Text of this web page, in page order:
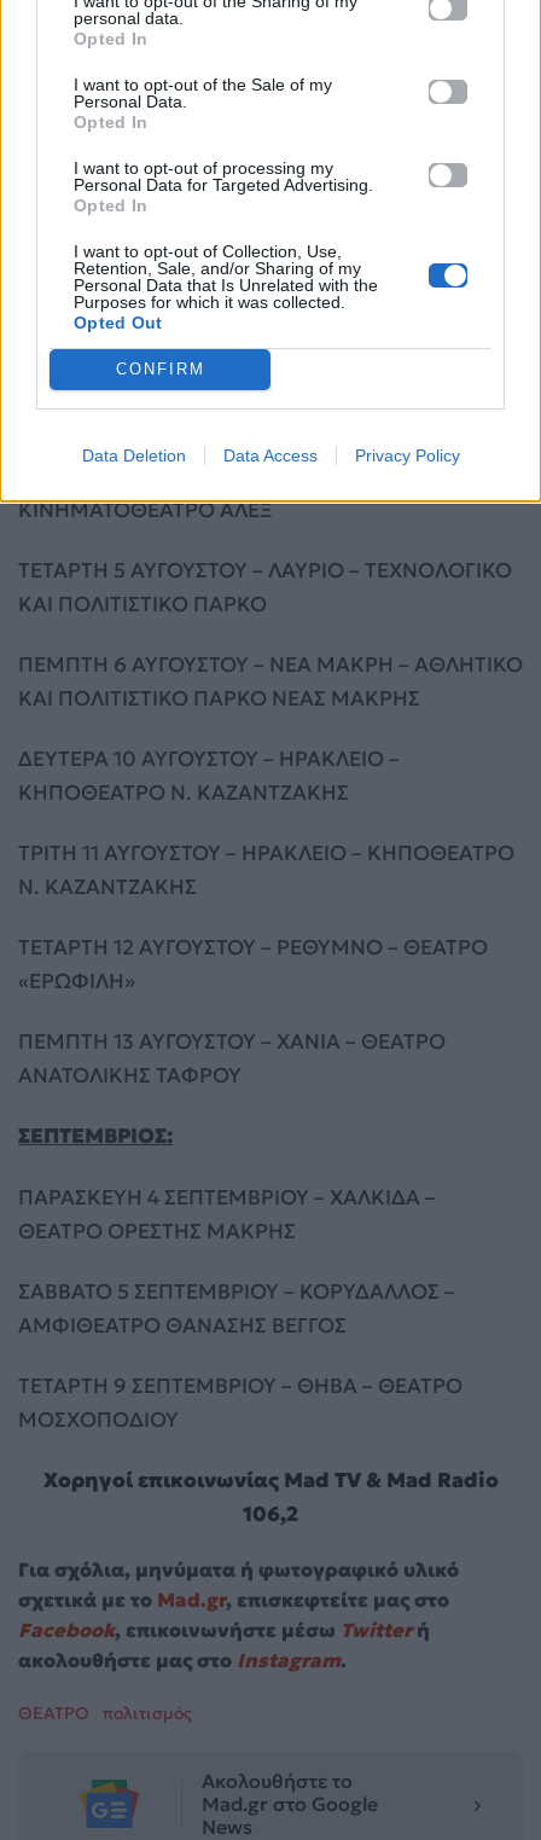
personal data.
Opted In
I want to opt-out of the Sale of my
Personal Data.
Opted In
I want to opt-out of processing my
Personal Data for Targeted Advertising.
Opted In
I want to opt-out of Collection, Use,
Retention, Sale, and/or Sharing of my
Personal Data that Is Unrelated with the
Purposes for which it was collected.
Opted Out
CONFIRM
Data Deletion Data Access Privacy Policy
ΤΡΙΤΗ 28 ΙΟΥΛΙΟΥ – ΚΑΛΑΜΑΤΑ – ΑΝΟΙΧΤΟ
ΤΕΤΑΡΤΗ 29 ΙΟΥΛΙΟΥ – ΤΡΙΠΟΛΗ – ΘΕΑΤΡΟ
ΑΛΣΟΥΣ ΑΓ. ΓΕΩΡΓΙΟΥ
«ΠΑΝΤΕΛΗΣ ΖΕΡΒΟΣ»
ΠΑΡΑΣΚΕΥΗ 31 ΙΟΥΛΙΟΥ – ΗΛΙΟΥΠΟΛΗ – ΘΕΑΤΡΟ
ΑΛΣΟΥΣ Δ. ΚΙΝΤΗΣ
ΑΥΓΟΥΣΤΟΣ:
ΚΙΝΗΜΑΤΟΘΕΑΤΡΟ ΑΛΕΞ
ΤΕΤΑΡΤΗ 5 ΑΥΓΟΥΣΤΟΥ – ΛΑΥΡΙΟ – ΤΕΧΝΟΛΟΓΙΚΟ
ΚΑΙ ΠΟΛΙΤΙΣΤΙΚΟ ΠΑΡΚΟ
ΠΕΜΠΤΗ 6 ΑΥΓΟΥΣΤΟΥ – ΝΕΑ ΜΑΚΡΗ – ΑΘΛΗΤΙΚΟ
ΚΑΙ ΠΟΛΙΤΙΣΤΙΚΟ ΠΑΡΚΟ ΝΕΑΣ ΜΑΚΡΗΣ
ΔΕΥΤΕΡΑ 10 ΑΥΓΟΥΣΤΟΥ – ΗΡΑΚΛΕΙΟ –
ΚΗΠΟΘΕΑΤΡΟ Ν. ΚΑΖΑΝΤΖΑΚΗΣ
ΤΡΙΤΗ 11 ΑΥΓΟΥΣΤΟΥ – ΗΡΑΚΛΕΙΟ – ΚΗΠΟΘΕΑΤΡΟ
Ν. ΚΑΖΑΝΤΖΑΚΗΣ
ΤΕΤΑΡΤΗ 12 ΑΥΓΟΥΣΤΟΥ – ΡΕΘΥΜΝΟ – ΘΕΑΤΡΟ
«ΕΡΩΦΙΛΗ»
ΠΕΜΠΤΗ 13 ΑΥΓΟΥΣΤΟΥ – ΧΑΝΙΑ – ΘΕΑΤΡΟ
ΑΝΑΤΟΛΙΚΗΣ ΤΑΦΡΟΥ
ΣΕΠΤΕΜΒΡΙΟΣ:
ΠΑΡΑΣΚΕΥΗ 4 ΣΕΠΤΕΜΒΡΙΟΥ – ΧΑΛΚΙΔΑ –
ΘΕΑΤΡΟ ΟΡΕΣΤΗΣ ΜΑΚΡΗΣ
ΣΑΒΒΑΤΟ 5 ΣΕΠΤΕΜΒΡΙΟΥ – ΚΟΡΥΔΑΛΛΟΣ –
ΑΜΦΙΘΕΑΤΡΟ ΘΑΝΑΣΗΣ ΒΕΓΓΟΣ
ΤΕΤΑΡΤΗ 9 ΣΕΠΤΕΜΒΡΙΟΥ – ΘΗΒΑ – ΘΕΑΤΡΟ
ΜΟΣΧΟΠΟΔΙΟΥ
Χορηγοί επικοινωνίας Mad TV & Mad Radio
106,2
Για σχόλια, μηνύματα ή φωτογραφικό υλικό
σχετικά με το Mad.gr, επισκεφτείτε μας στο
Facebook, επικοινωνήστε μέσω Twitterή
ακολουθήστε μας στο Instagram.
ΘΕΑΤΡΟ πολιτισμός
Ακολουθήστε το
Mad.gr στο Google
News